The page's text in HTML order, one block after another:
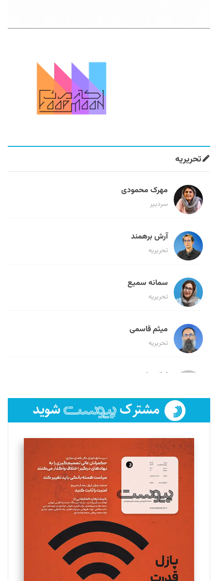
تحریریه
مهرک محمودی
سردبیر
آرش برهمند
تحریریه
سمانه سمیع
تحریریه
میثم قاسمی
تحریریه
لیلا حنارود
فائزه فتحی رستمی
تحریریه
سروش کرمیان
تحریریه
مینا پاکدل
یسنا امان‌پور
تحریریه